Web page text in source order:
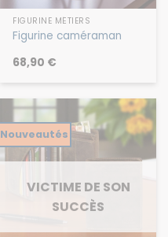
FIGURINE MÉTIERS
Figurine caméraman
68,90 €
Nouveautés
VICTIME DE SON
SUCCÈS